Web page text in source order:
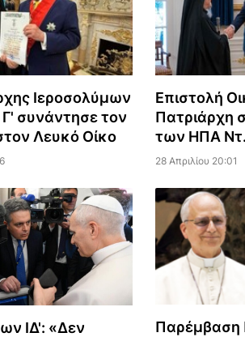
Ιεροσολύμων
συνάντησε τον
Λευκό Οίκο
Επιστολή
Πατριάρχη
των ΗΠΑ
28 Απριλίου 20:01
ΙΔ': «Δεν
Παρέμβαση